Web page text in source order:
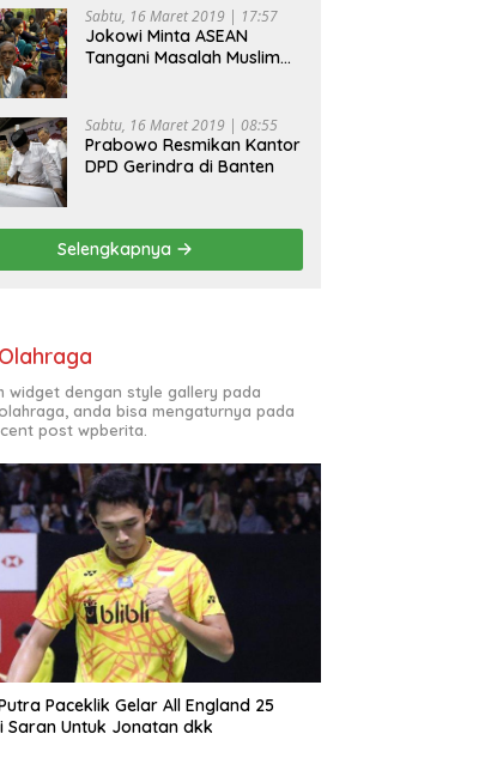
Sabtu, 16 Maret 2019 | 17:57
Jokowi Minta ASEAN
Tangani Masalah Muslim
Sabtu, 16 Maret 2019 | 08:55
Prabowo Resmikan Kantor
DPD Gerindra di Banten
Selengkapnya
widget dengan style gallery pada
anda bisa mengaturnya pada
post wpberita.
Paceklik Gelar All England 25
Saran Untuk Jonatan dkk